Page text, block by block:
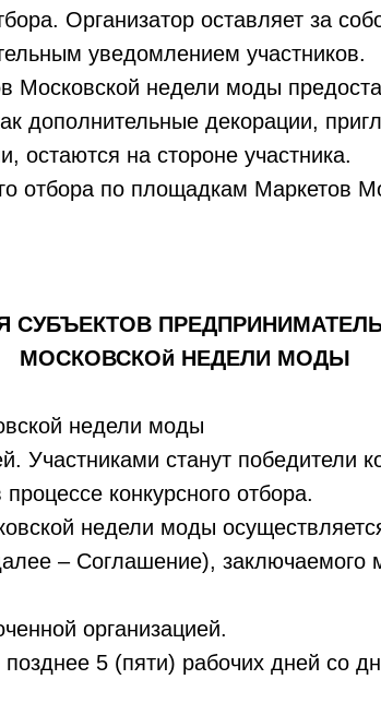
Организатор оставляет за
уведомлением участников.
Московской недели моды
дополнительные декорации,
остаются на стороне участника.
отбора по площадкам Маркетов
СУБЪЕКТОВ
МОСКОВСКОй НЕДЕЛИ МОДЫ
недели моды
Участниками станут победители
процессе конкурсного отбора.
недели моды
– Соглашение), заключаемого
организацией.
5 (пяти) рабочих дней со